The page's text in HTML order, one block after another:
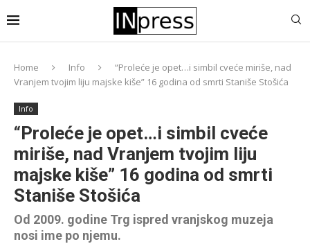
Home Info
“Proleće je opet…i simbil cveće miriše, nad
Vranjem tvojim liju majske kiše” 16 godina od smrti Staniše Stošića
Info
“Proleće je opet…i simbil cveće
miriše, nad Vranjem tvojim liju
majske kiše” 16 godina od smrti
Staniše Stošića
Od 2009. godine Trg ispred vranjskog muzeja
nosi ime po njemu.